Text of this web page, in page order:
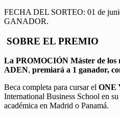
FECHA DEL SORTEO: 01 de
GANADOR.
SOBRE EL PREMIO
La PROMOCIÓN Máster de los
ADEN, premiará a 1 ganador,
Beca completa para cursar el ONE
International Business School en
académica en Madrid o Panamá.